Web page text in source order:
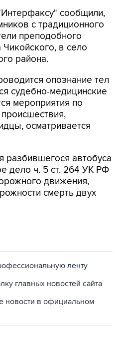
сообщили,
с традиционного
преподобного
в село
района.
опознание тел
судебно-медицинские
мероприятия по
осматривается
разбившегося автобуса
дело ч. 5 ст. 264 УК РФ
движения,
смерть двух
ленту
главных новостей сайта
новости в официальном